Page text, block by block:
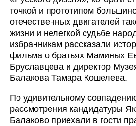
точкой и прототипом
отечественных двигателей
жизни и нелегкой судьбе
избранникам рассказали
фильма о братьях Маминых
Бруславцева и директор
Балакова Тамара Кошелева.
По удивительному
рассмотрения кандидатуры
Балаково приехали в гости